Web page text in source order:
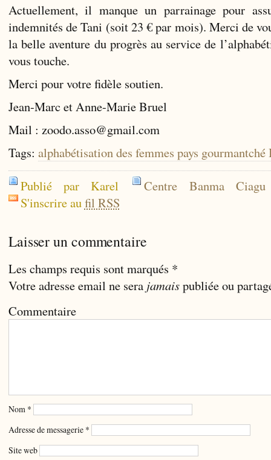
Actuellement, il manque un parrainage pour
indemnités de Tani (soit 23 € par mois). Merci de
la belle aventure du progrès au service de
vous touche.
Merci pour votre fidèle soutien.
Jean-Marc et Anne-Marie Bruel
Mail : zoodo.asso@gmail.com
Tags: alphabétisation des femmes pays
Publié par Karel
Centre Banma
S'inscrire aufil RSS
Laisser un commentaire
Les champs requis sont marqués *
Votre adresse email ne sera jamaispubliée ou
Commentaire
Nom *
Adresse de messagerie *
Site web